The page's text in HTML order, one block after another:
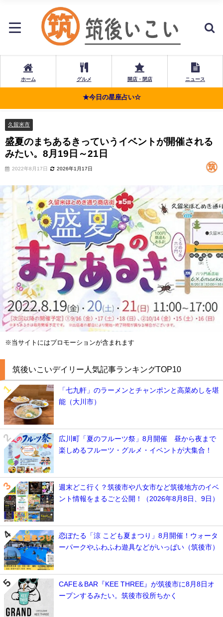
ホーム グルメ 開店・閉店 ニュース
★今日の星座占い☆
久留米市
盛夏のまちあるきっていうイベントが開催される
みたい。8月19日～21日
2022年8月17日 2026年1月17日
※当サイトにはプロモーションが含まれます
筑後いこいデイリー人気記事ランキングTOP10
「七九軒」のラーメンとチャンポンと高菜めしを堪
能（大川市）
広川町「夏のフルーツ祭」8月開催 昼から夜まで
楽しめるフルーツ・グルメ・イベントが大集合！
週末どこ行く？筑後市や八女市など筑後地方のイベ
ント情報をまるごと公開！（2026年8月8日、9日）
恋ぼたる「涼 こども夏まつり」8月開催！ウォータ
ーパークやふわふわ遊具などがいっぱい（筑後市）
CAFE＆BAR『KEE THREE』が筑後市に8月8日オ
ープンするみたい。筑後市役所ちかく